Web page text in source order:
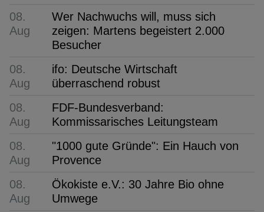
08.
Aug
Wer Nachwuchs will, muss sich
zeigen: Martens begeistert 2.000
Besucher
08.
Aug
ifo: Deutsche Wirtschaft
überraschend robust
08.
Aug
FDF-Bundesverband:
Kommissarisches Leitungsteam
08.
Aug
"1000 gute Gründe": Ein Hauch von
Provence
08.
Aug
Ökokiste e.V.: 30 Jahre Bio ohne
Umwege